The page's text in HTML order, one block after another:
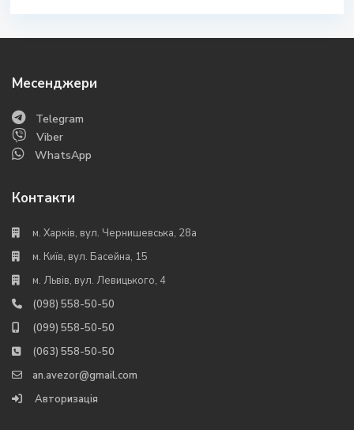
Месенджери
Telegram
Viber
WhatsApp
Контакти
м. Харків, вул. Чернишевська, 28а
м. Київ, вул. Басейна, 15
м. Львів, вул. Левицького, 4
(098) 558-50-50
(099) 558-50-50
(063) 558-50-50
an.avezor@gmail.com
Авторизація